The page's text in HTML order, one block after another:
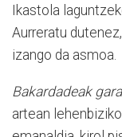
Ikastola
Aurreratu
izango da asmoa.
Bakardadeak
artean